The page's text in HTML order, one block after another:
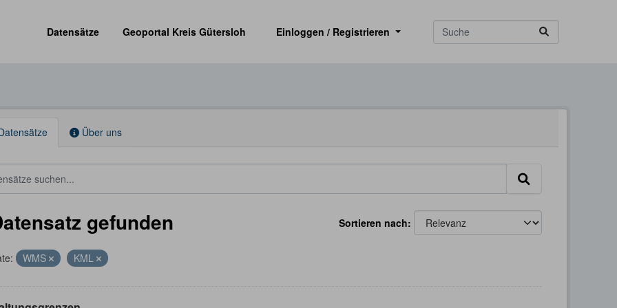
Datensätze
Geoportal Kreis Gütersloh Einloggen / Registrieren
Über uns
Sortieren nach
gefunden
WMS KML